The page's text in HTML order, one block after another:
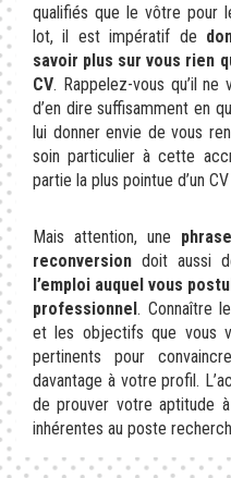
qualifiés que le vôtre pour
lot, il est impératif de
savoir plus sur vous rien
CV. Rappelez-vous qu’il
d’en dire suffisamment en
lui donner envie de vous
soin particulier à cette
partie la plus pointue d’un CV
Mais attention, une
reconversion doit aussi
l’emploi auquel vous
professionnel. Connaître
et les objectifs que vous
pertinents pour
davantage à votre profil.
de prouver votre aptitude
inhérentes au poste